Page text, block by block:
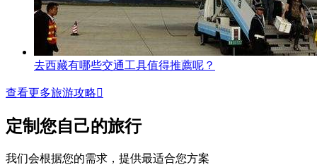
去西藏有哪些交通工具值得推薦呢？
查看更多旅游攻略
定制您自己的旅行
我们会根据您的需求，提供最适合您方案